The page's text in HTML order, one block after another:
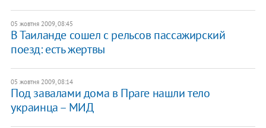
05 жовтня 2009, 08:45
В Таиланде сошел с рельсов пассажирский
поезд: есть жертвы
05 жовтня 2009, 08:14
Под завалами дома в Праге нашли тело
украинца – МИД